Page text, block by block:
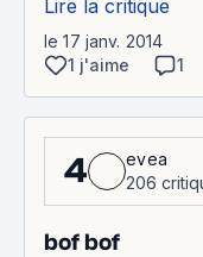
Lire la critique
le 17 janv. 2014
1 j'aime
1
4
evea
206
bof bof